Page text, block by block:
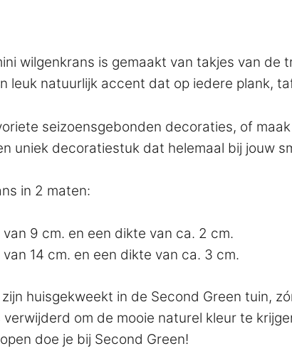
wilgenkrans is gemaakt van takjes van de
leuk natuurlijk accent dat op iedere plank,
seizoensgebonden decoraties, of
uniek decoratiestuk dat helemaal bij jouw
in 2 maten:
9 cm. en een dikte van ca. 2 cm.
14 cm. en een dikte van ca. 3 cm.
huisgekweekt in de Second Green tuin,
om de mooie naturel kleur te
doe je bij Second Green!